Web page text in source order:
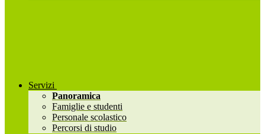
Servizi
Panoramica
Famiglie e studenti
Personale scolastico
Percorsi di studio